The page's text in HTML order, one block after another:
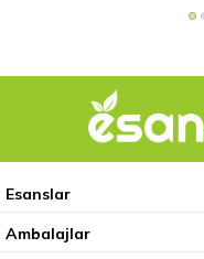
Esanslar
Ambalajlar